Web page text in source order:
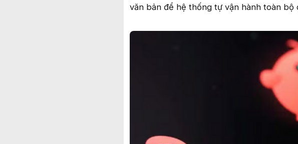
văn bản để hệ thống tự vận hành toàn bộ